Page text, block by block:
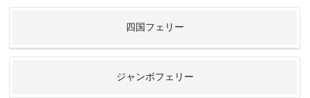
四国フェリー
ジャンボフェリー